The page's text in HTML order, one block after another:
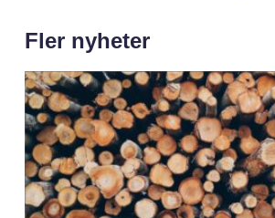
Fler nyheter